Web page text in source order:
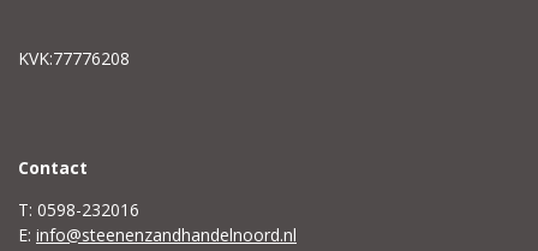
KVK:77776208
Contact
T: 0598-232016
E: info@steenenzandhandelnoord.nl